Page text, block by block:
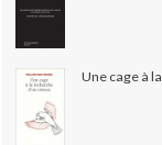
Une cage à